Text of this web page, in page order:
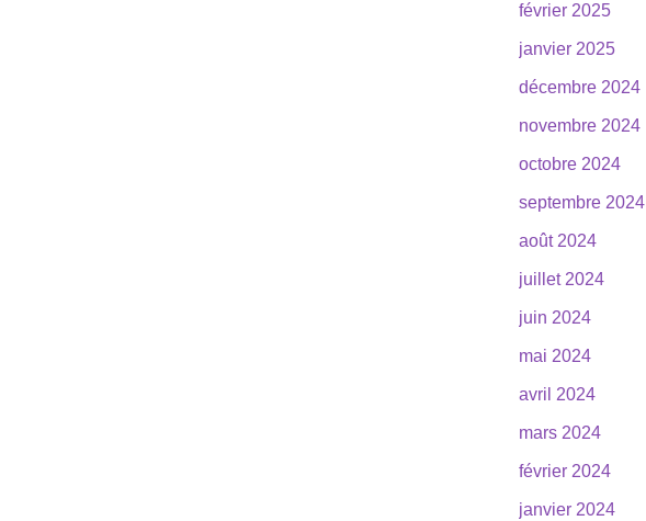
février 2025
janvier 2025
décembre 2024
novembre 2024
octobre 2024
septembre 2024
août 2024
juillet 2024
juin 2024
mai 2024
avril 2024
mars 2024
février 2024
janvier 2024